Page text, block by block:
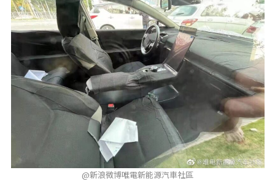
@新浪微博唯電新能源汽車社區